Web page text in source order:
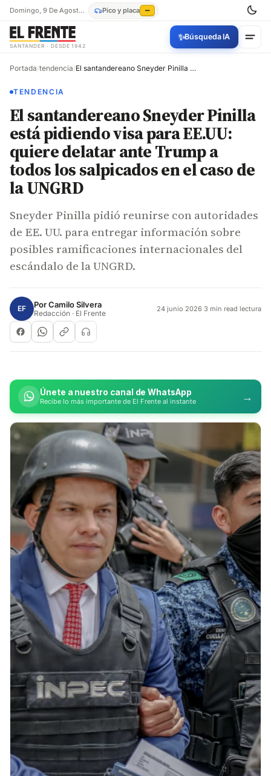
Domingo, 9 De Agosto De 2026 Pico y placa —
SANTANDER · DESDE 1942
✨Búsqueda IA
Portada/tendencia/ El santandereano Sneyder Pinilla está pidiendo visa para EE.UU: quiere delatar ante Trump a todos los salpicados en el caso de la UNGRD
TENDENCIA
El santandereano Sneyder Pinilla
está pidiendo visa para EE.UU:
quiere delatar ante Trump a
todos los salpicados en el caso de
la UNGRD
Sneyder Pinilla pidió reunirse con autoridades
de EE. UU. para entregar información sobre
posibles ramificaciones internacionales del
escándalo de la UNGRD.
EF PorCamilo Silvera
Redacción · El Frente 24 junio 2026·3 min read lectura
Únete a nuestro canal de WhatsApp
Recibe lo más importante de El Frente al instante →